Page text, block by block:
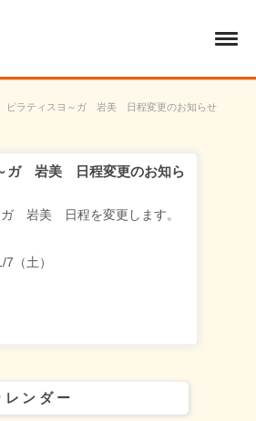
ピラティスヨ～ガ 岩美 日程変更のお知らせ
ガ 岩美 日程変更のお知ら
ガ 岩美 日程を変更します。
（土）
ンダー